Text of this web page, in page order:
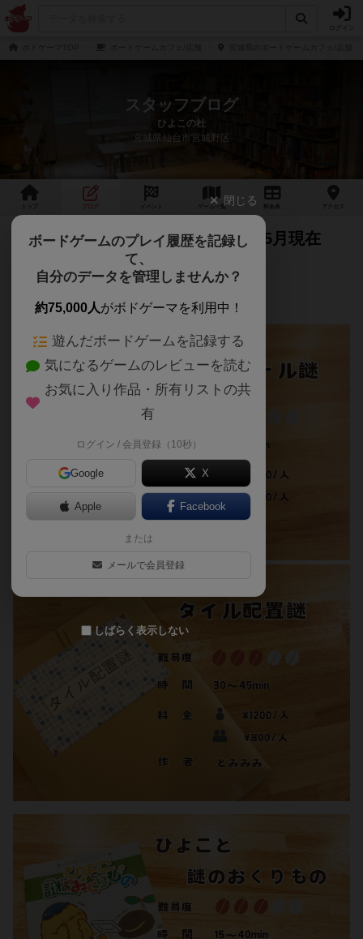
スタッフブログ
ひよこの杜
宮城県仙台市宮城野区
ゲーム 一覧 料金 アクセス
ひよこの杜で遊べる謎解き/2025年5月現在
ひよこの杜で遊べるカフェ謎一覧です！
持ち帰り謎は他にもたくさんあります！
閉じる
ボードゲームのプレイ履歴を記録し
て、
自分のデータを管理しませんか？
約75,000人がボドゲーマを利用中！
遊んだボードゲームを記録する
気になるゲームのレビューを読む
お気に入り作品・所有リストの共
有
ログイン / 会員登録（10秒）
Google X
Apple Facebook
または
メールで会員登録
しばらく表示しない